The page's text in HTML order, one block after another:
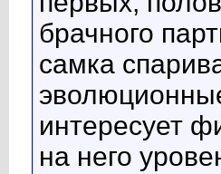
брачного
самка
интересует
на него